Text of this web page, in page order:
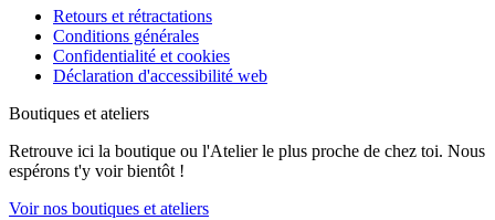
Retours et rétractations
Conditions générales
Confidentialité et cookies
Déclaration d'accessibilité web
Boutiques et ateliers
Retrouve ici la boutique ou l'Atelier le plus proche de chez toi. Nous
espérons t'y voir bientôt !
Voir nos boutiques et ateliers